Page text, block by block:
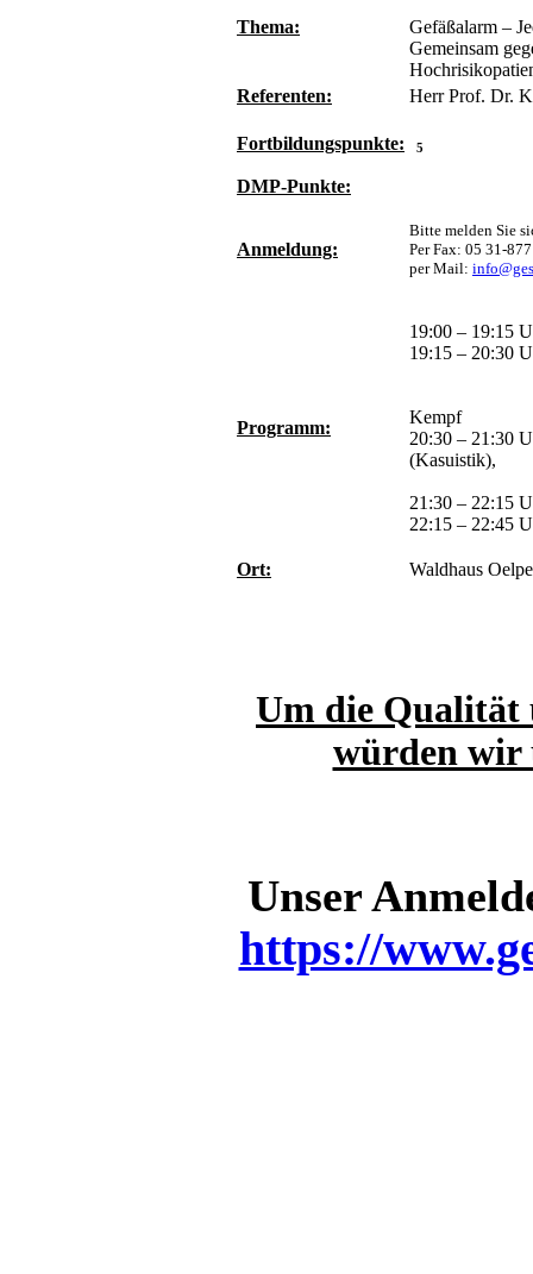
Thema:
Gefäßalarm –
Gemeinsam
Referenten:
Herr Prof. Dr.
Fortbildungspunkte:
DMP-Punkte:
5
Anmeldung:
Bitte melden Sie
Per Fax: 05 31-
per Mail:
Programm:
19:00 – 19:15
19:15 – 20:30
Kempf
20:30 – 21:30
(Kasuistik),
21:30 – 22:15
22:15 – 22:45
Ort: Waldhaus
Um die Qualität
würden wir
Unser
https://